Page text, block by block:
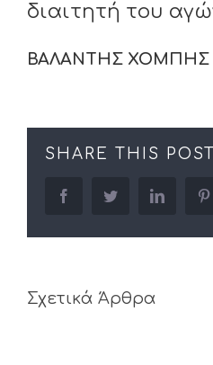
διαιτητή
ΒΑΛΑΝΤΗΣ ΧΟΜΠΗΣ
SHARE THIS POST
facebooktwitter linkedin
Σχετικά Άρθρα